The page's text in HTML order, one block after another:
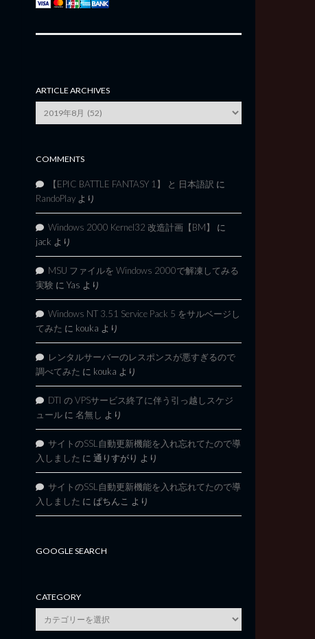
ARTICLE ARCHIVES
Archives
COMMENTS
【EPIC BATTLE FANTASY 1】 と 日本語訳 に
RandoPlay より
Windows 2000 Kernel32 改造計画【BM】
に
jack より
MSU ファイルを Windows 2000で解凍してみる
実験 に Yas より
Windows NT 3.51 Service Pack 5 をサルベージし
てみた に kouka より
レンタルサーバーのレスポンスが悪すぎるので
調べてみた に kouka より
DTI の VPSサービス終了に伴う引っ越しスケジ
ュール に 名無し より
サイトのSSL自動更新機能を入れ忘れてたので導
入しました に 通りすがり より
サイトのSSL自動更新機能を入れ忘れてたので導
入しました に ぱちんこ より
GOOGLE SEARCH
CATEGORY
category